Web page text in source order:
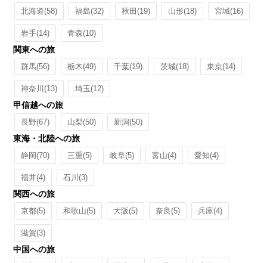
北海道(58) 福島(32) 秋田(19) 山形(18) 宮城(16)
岩手(14) 青森(10)
関東への旅
群馬(56) 栃木(49) 千葉(19) 茨城(18) 東京(14)
神奈川(13) 埼玉(12)
甲信越への旅
長野(67) 山梨(50) 新潟(50)
東海・北陸への旅
静岡(70) 三重(5) 岐阜(5) 富山(4) 愛知(4)
福井(4) 石川(3)
関西への旅
京都(5) 和歌山(5) 大阪(5) 奈良(5) 兵庫(4)
滋賀(3)
中国への旅